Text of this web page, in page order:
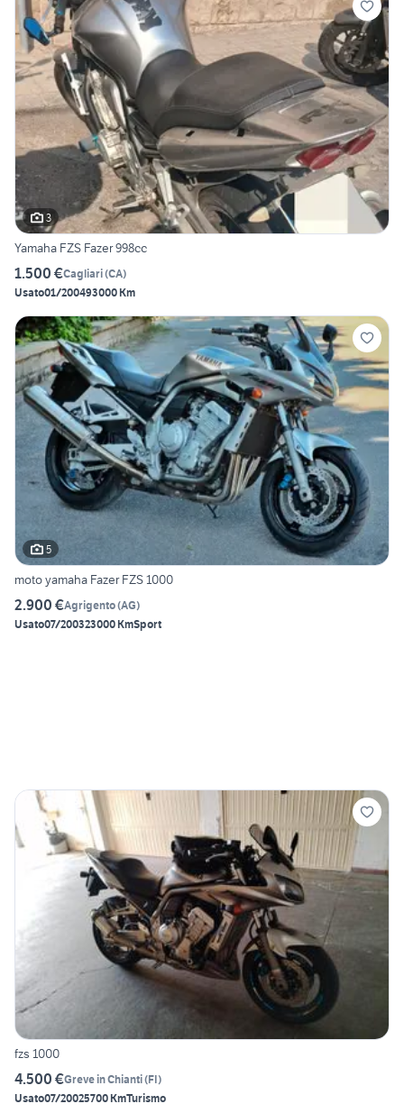
3
Yamaha FZS Fazer 998cc
1.500 €Cagliari(CA)
Usato01/200493000 Km
5
moto yamaha Fazer FZS 1000
2.900 €Agrigento(AG)
Usato07/200323000 KmSport
fzs 1000
4.500 €Greve in Chianti(FI)
Usato07/20025700 KmTurismo